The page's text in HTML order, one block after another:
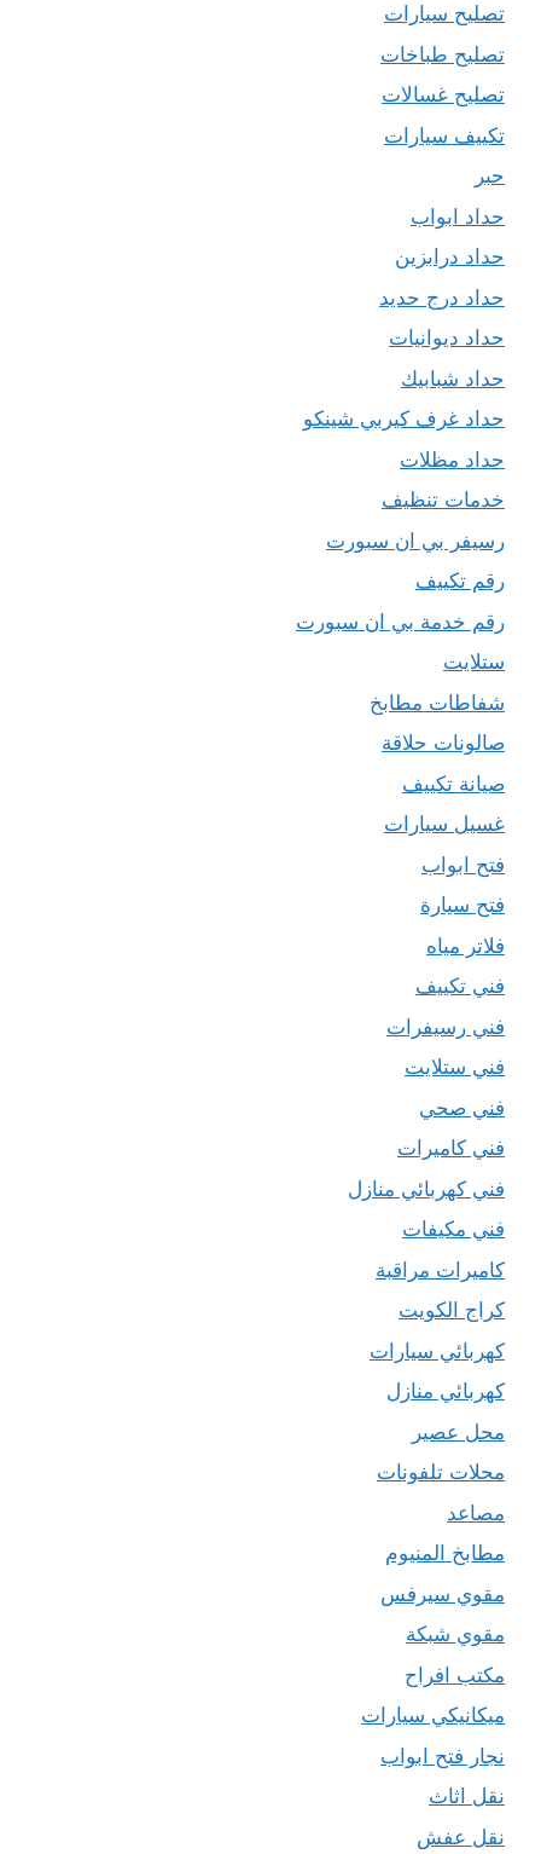
تصليح سيارات
تصليح طباخات
تصليح غسالات
تكييف سيارات
حبر
حداد ابواب
حداد درابزين
حداد درج حديد
حداد ديوانيات
حداد شبابيك
حداد غرف كيربي شينكو
حداد مظلات
خدمات تنظيف
رسيفر بي ان سبورت
رقم تكييف
رقم خدمة بي ان سبورت
ستلايت
شفاطات مطابخ
صالونات حلاقة
صيانة تكييف
غسيل سيارات
فتح ابواب
فتح سيارة
فلاتر مياه
فني تكييف
فني رسيفرات
فني ستلايت
فني صحي
فني كاميرات
فني كهربائي منازل
فني مكيفات
كاميرات مراقبة
كراج الكويت
كهربائي سيارات
كهربائي منازل
محل عصير
محلات تلفونات
مصاعد
مطابخ المنيوم
مقوي سيرفس
مقوي شبكة
مكتب افراح
ميكانيكي سيارات
نجار فتح ابواب
نقل اثاث
نقل عفش